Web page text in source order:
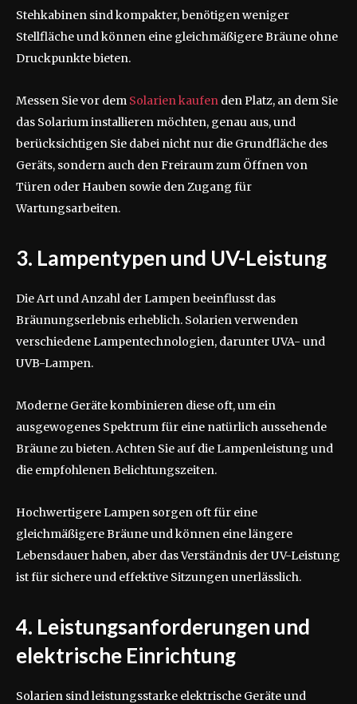
Stehkabinen sind kompakter, benötigen weniger
Stellfläche und können eine gleichmäßigere Bräune ohne
Druckpunkte bieten.
Messen Sie vor dem Solarien kaufen den Platz, an dem Sie
das Solarium installieren möchten, genau aus, und
berücksichtigen Sie dabei nicht nur die Grundfläche des
Geräts, sondern auch den Freiraum zum Öffnen von
Türen oder Hauben sowie den Zugang für
Wartungsarbeiten.
3. Lampentypen und UV-Leistung
Die Art und Anzahl der Lampen beeinflusst das
Bräunungserlebnis erheblich. Solarien verwenden
verschiedene Lampentechnologien, darunter UVA- und
UVB-Lampen.
Moderne Geräte kombinieren diese oft, um ein
ausgewogenes Spektrum für eine natürlich aussehende
Bräune zu bieten. Achten Sie auf die Lampenleistung und
die empfohlenen Belichtungszeiten.
Hochwertigere Lampen sorgen oft für eine
gleichmäßigere Bräune und können eine längere
Lebensdauer haben, aber das Verständnis der UV-Leistung
ist für sichere und effektive Sitzungen unerlässlich.
4. Leistungsanforderungen und
elektrische Einrichtung
Solarien sind leistungsstarke elektrische Geräte und